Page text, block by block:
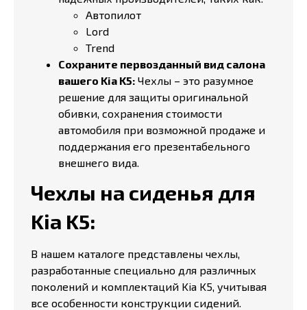
Автопилот
Lord
Trend
Сохраните первозданный вид салона
вашего Kia K5: Чехлы – это разумное
решение для защиты оригинальной
обивки, сохранения стоимости
автомобиля при возможной продаже и
поддержания его презентабельного
внешнего вида.
Чехлы на сиденья для
Kia K5:
В нашем каталоге представлены чехлы,
разработанные специально для различных
поколений и комплектаций Kia K5, учитывая
все особенности конструкции сидений.